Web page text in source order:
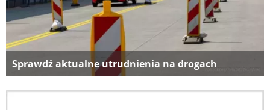
Sprawdź aktualne utrudnienia na drogach